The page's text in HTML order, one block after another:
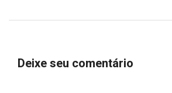
Deixe seu comentário